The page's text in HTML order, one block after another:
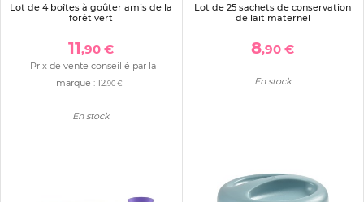
Lot de 4 boîtes à goûter amis de la
forêt vert
11,90 €
Prix de vente conseillé par la
marque :12,90 €
En stock
Lot de 25 sachets de conservation
de lait maternel
8,90 €
En stock